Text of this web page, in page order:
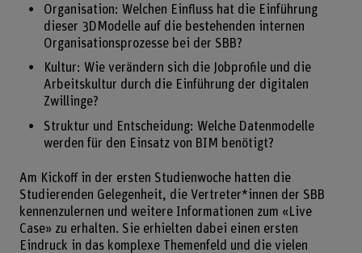
Organisation: Welchen Einfluss hat die Einführung
dieser 3DModelle auf die bestehenden internen
Organisationsprozesse bei der SBB?
Kultur: Wie verändern sich die Jobprofile und die
Arbeitskultur durch die Einführung der digitalen
Zwillinge?
Struktur und Entscheidung: Welche Datenmodelle
werden für den Einsatz von BIM benötigt?
Am Kickoff in der ersten Studienwoche hatten die
Studierenden Gelegenheit, die Vertreter*innen der SBB
kennenzulernen und weitere Informationen zum «Live
Case» zu erhalten. Sie erhielten dabei einen ersten
Eindruck in das komplexe Themenfeld und die vielen